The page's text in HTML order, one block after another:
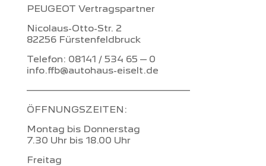
PEUGEOT Vertragspartner
Nicolaus-Otto-Str. 2
82256 Fürstenfeldbruck
Telefon: 08141 / 534 65 – 0
info.ffb@autohaus-eiselt.de
–––––––––––––––––––––––––
ÖFFNUNGSZEITEN:
Montag bis Donnerstag
7.30 Uhr bis 18.00 Uhr
Freitag